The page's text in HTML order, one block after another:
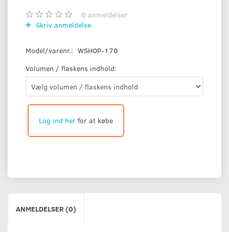
0 anmeldelser
Skriv anmeldelse
Model/varenr.: WSHOP-170
Volumen / flaskens indhold:
Log ind her for at købe
ANMELDELSER (0)